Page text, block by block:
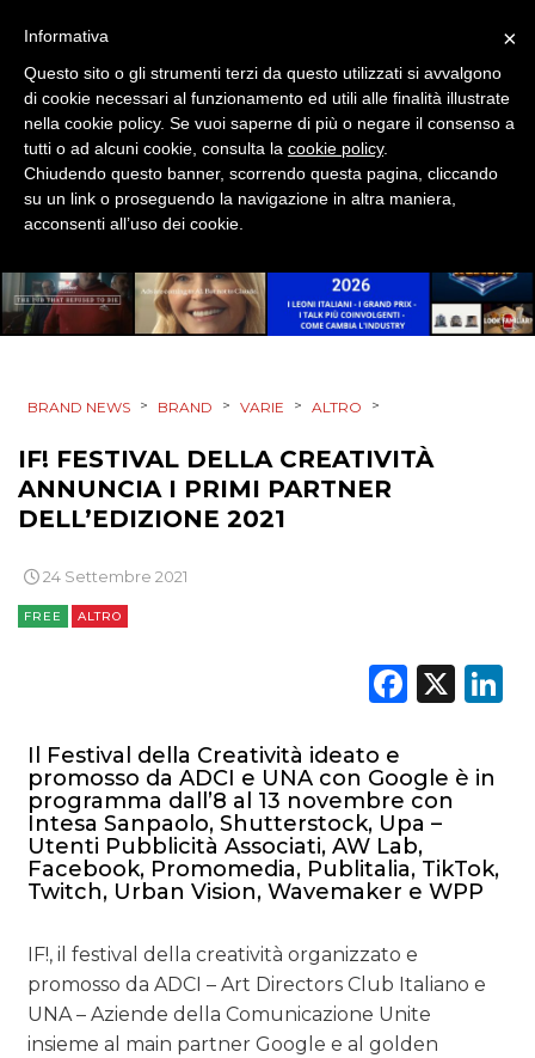
OPINIONI
BRAND NEWS > BRAND > VARIE > ALTRO >
IF! FESTIVAL DELLA CREATIVITÀ
ANNUNCIA I PRIMI PARTNER
DELL’EDIZIONE 2021
24 Settembre 2021
FREE ALTRO
X
Il Festival della Creatività ideato e
promosso da ADCI e UNA con Google è in
programma dall’8 al 13 novembre con
Intesa Sanpaolo, Shutterstock, Upa –
Utenti Pubblicità Associati, AW Lab,
Facebook, Promomedia, Publitalia, TikTok,
Twitch, Urban Vision, Wavemaker e WPP
IF!, il festival della creatività organizzato e
promosso da ADCI – Art Directors Club Italiano e
UNA – Aziende della Comunicazione Unite
insieme al main partner Google e al golden
×
Informativa
Questo sito o gli strumenti terzi da questo utilizzati si avvalgono
di cookie necessari al funzionamento ed utili alle finalità illustrate
nella cookie policy. Se vuoi saperne di più o negare il consenso a
tutti o ad alcuni cookie, consulta la cookie policy.
Chiudendo questo banner, scorrendo questa pagina, cliccando
su un link o proseguendo la navigazione in altra maniera,
acconsenti all’uso dei cookie.